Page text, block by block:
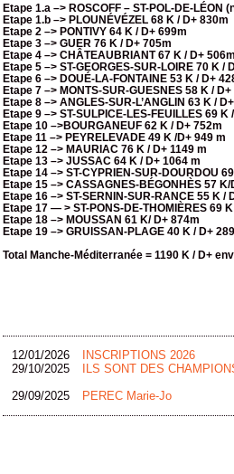
Etape 1.a –> ROSCOFF – ST-POL-DE-LÉON
Etape 1.b –> PLOUNÉVÉZEL 68 K / D+ 830m
Etape 2 –> PONTIVY 64 K / D+ 699m
Etape 3 –> GUER 76 K / D+ 705m
Etape 4 –> CHÂTEAUBRIANT 67 K / D+ 506m
Etape 5 –> ST-GEORGES-SUR-LOIRE 70 K /
Etape 6 –> DOUÉ-LA-FONTAINE 53 K / D+
Etape 7 –> MONTS-SUR-GUESNES 58 K / D+
Etape 8 –> ANGLES-SUR-L’ANGLIN 63 K /
Etape 9 –> ST-SULPICE-LES-FEUILLES 69 K
Etape 10 –>BOURGANEUF 62 K / D+ 752m
Etape 11 –> PEYRELEVADE 49 K /D+ 949 m
Etape 12 –> MAURIAC 76 K / D+ 1149 m
Etape 13 –> JUSSAC 64 K / D+ 1064 m
Etape 14 –> ST-CYPRIEN-SUR-DOURDOU
Etape 15 –> CASSAGNES-BÉGONHÈS 57 K/
Etape 16 –> ST-SERNIN-SUR-RANCE 55 K /
Etape 17 — > ST-PONS-DE-THOMIÈRES 69
Etape 18 –> MOUSSAN 61 K/ D+ 874m
Etape 19 –> GRUISSAN-PLAGE 40 K / D+
Total Manche-Méditerranée = 1190 K / D+
12/01/2026 INSCRIPTIONS 2026
29/10/2025
ILS SONT DES
29/09/2025
PEREC Marie-Jo